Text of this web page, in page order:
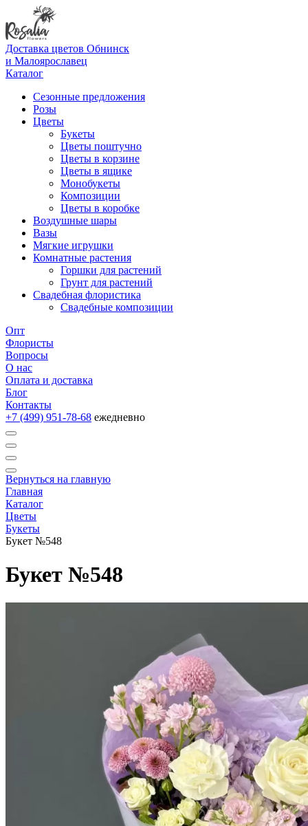
Доставка цветов Обнинск
и Малоярославец
Каталог
Сезонные предложения
Розы
Цветы
Букеты
Цветы поштучно
Цветы в корзине
Цветы в ящике
Монобукеты
Композиции
Цветы в коробке
Воздушные шары
Вазы
Мягкие игрушки
Комнатные растения
Горшки для растений
Грунт для растений
Свадебная флористика
Свадебные композиции
Опт
Флористы
Вопросы
О нас
Оплата и доставка
Блог
Контакты
+7 (499) 951-78-68 ежедневно
Вернуться на главную
Главная
Каталог
Цветы
Букеты
Букет №548
Букет №548